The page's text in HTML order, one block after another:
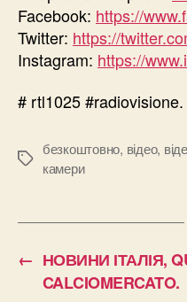
Facebook: https://
Twitter: https://
Instagram: https://
# rtl1025 #radiovisione.
Позначки
безкоштовно, відео,
камери
← НОВИНИ ІТАЛІЯ,
CALCIOMERCATO.